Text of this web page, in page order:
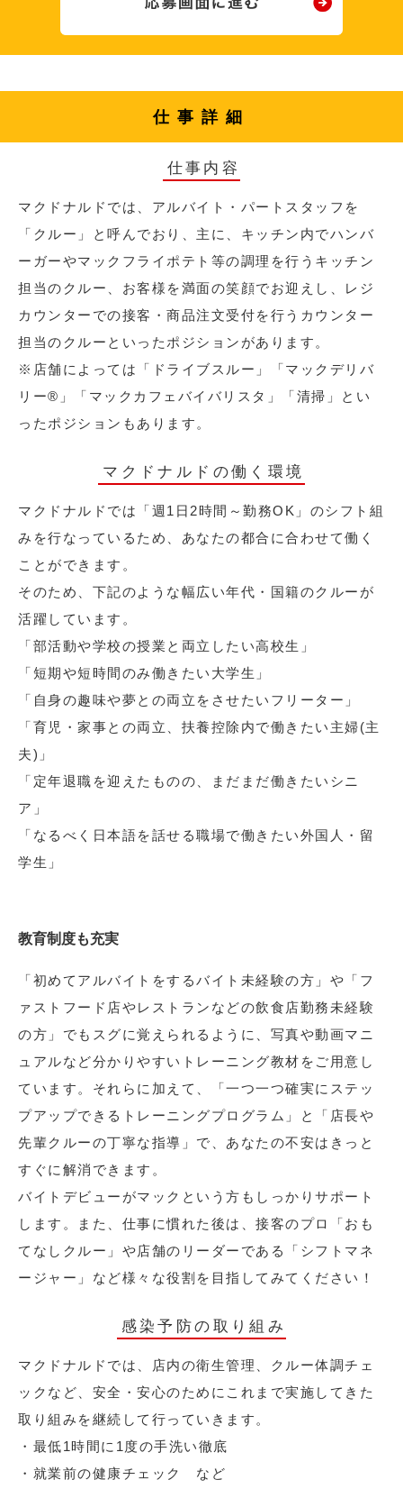
仕事詳細
仕事内容
マクドナルドでは、アルバイト・パートスタッフを
「クルー」と呼んでおり、主に、キッチン内でハンバ
ーガーやマックフライポテト等の調理を行うキッチン
担当のクルー、お客様を満面の笑顔でお迎えし、レジ
カウンターでの接客・商品注文受付を行うカウンター
担当のクルーといったポジションがあります。
※店舗によっては「ドライブスルー」「マックデリバ
リー®︎」「マックカフェバイバリスタ」「清掃」とい
ったポジションもあります。
マクドナルドの働く環境
マクドナルドでは「週1日2時間～勤務OK」のシフト組
みを行なっているため、あなたの都合に合わせて働く
ことができます。
そのため、下記のような幅広い年代・国籍のクルーが
活躍しています。
「部活動や学校の授業と両立したい高校生」
「短期や短時間のみ働きたい大学生」
「自身の趣味や夢との両立をさせたいフリーター」
「育児・家事との両立、扶養控除内で働きたい主婦(主
夫)」
「定年退職を迎えたものの、まだまだ働きたいシニ
ア」
「なるべく日本語を話せる職場で働きたい外国人・留
学生」
教育制度も充実
「初めてアルバイトをするバイト未経験の方」や「フ
ァストフード店やレストランなどの飲食店勤務未経験
の方」でもスグに覚えられるように、写真や動画マニ
ュアルなど分かりやすいトレーニング教材をご用意し
ています。それらに加えて、「一つ一つ確実にステッ
プアップできるトレーニングプログラム」と「店長や
先輩クルーの丁寧な指導」で、あなたの不安はきっと
すぐに解消できます。
バイトデビューがマックという方もしっかりサポート
します。また、仕事に慣れた後は、接客のプロ「おも
てなしクルー」や店舗のリーダーである「シフトマネ
ージャー」など様々な役割を目指してみてください！
感染予防の取り組み
マクドナルドでは、店内の衛生管理、クルー体調チェ
ックなど、安全・安心のためにこれまで実施してきた
取り組みを継続して行っていきます。
・最低1時間に1度の手洗い徹底
・就業前の健康チェック など